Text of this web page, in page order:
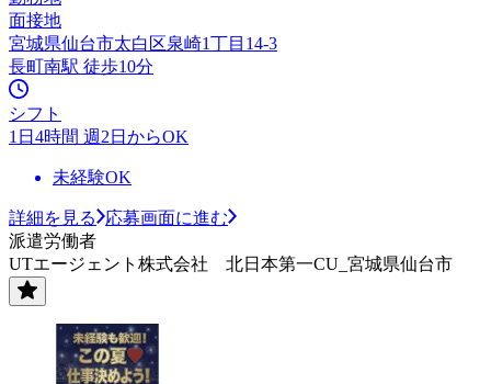
面接地
宮城県仙台市太白区泉崎1丁目14-3
長町南駅 徒歩10分
シフト
1日4時間 週2日からOK
未経験OK
詳細を見る
応募画面に進む
派遣労働者
UTエージェント株式会社 北日本第一CU_宮城県仙台市